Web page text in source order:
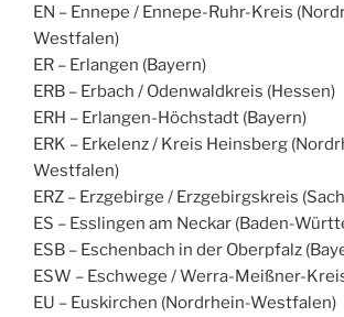
EN – Ennepe / Ennepe-Ruhr-Kreis
Westfalen)
ER – Erlangen (Bayern)
ERB – Erbach / Odenwaldkreis (Hessen)
ERH – Erlangen-Höchstadt (Bayern)
ERK – Erkelenz / Kreis Heinsberg
Westfalen)
ERZ – Erzgebirge / Erzgebirgskreis
ES – Esslingen am Neckar (Baden-
ESB – Eschenbach in der Oberpfalz
ESW – Eschwege / Werra-Meißner-
EU – Euskirchen (Nordrhein-Westfalen)